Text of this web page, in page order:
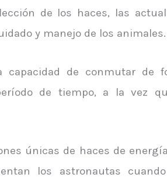
de los haces, las
y manejo de los animales.
capacidad de conmutar de
de tiempo, a la vez
únicas de haces de
los astronautas